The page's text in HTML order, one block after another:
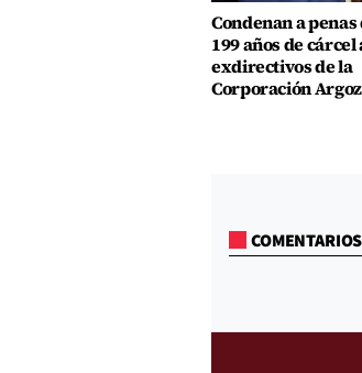
Condenan a penas
199 años de cárcel
exdirectivos de la
Corporación
COMENTARIOS